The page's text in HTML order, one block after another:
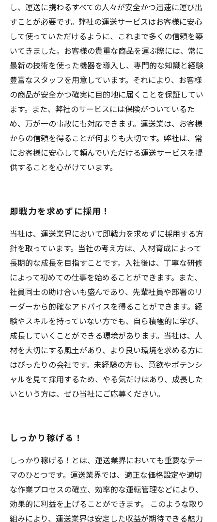
し、運送に携わるすべての人々が安全かつ迅速に運び出
すことが必要です。弊社の運送サービスはお客様に安心
して使っていただけるように、これまで多くの信頼を築
いてきました。お客様の貴重な商品を運ぶ際には、常に
最新の技術を使った機器を導入し、専門的な知識と経験
豊富なスタッフを用意しています。それにより、お客様
の商品が安全かつ確実に目的地に届くことを保証してい
ます。また、弊社のサービスには保険がついているた
め、万が一の事故にも対応できます。運送業は、お客様
からの信頼を得ることが何よりも大切です。弊社は、常
にお客様に安心して頼んでいただける運送サービスを提
供することを心がけています。
即戦力を求めずに採用！
当社は、運送業界において即戦力を求めずに採用する方
針を取っています。当社の考え方は、人材育成によって
長期的な成長を目指すことです。入社後は、丁寧な研修
によって初めての仕事を始めることができます。また、
社員同士の助け合いも盛んであり、先輩社員や部署のリ
ーダーから的確なアドバイスを得ることができます。経
験やスキルを持っていない方でも、自ら積極的に学び、
成長していくことができる環境があります。当社は、人
材を大切にする風土があり、より良い環境を求める方に
はぴったりの会社です。未経験の方も、意欲やポテンシ
ャルを見て採用するため、やる気だけはあり、成長した
いという方は、ぜひ当社にご応募ください。
しっかり稼げる！
しっかり稼げる！とは、運送業界においても重要なテー
マのひとつです。運送業界では、適正な価格設定や適切
な作業プロセスの確立、効率的な運転管理などにより、
効果的に利益を上げることができます。 このような取り
組みにより、運送業界は安定した収益が期待できる魅力